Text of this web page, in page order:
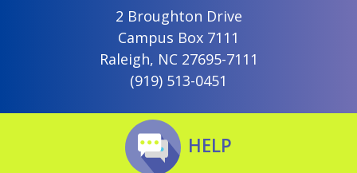
2 Broughton Drive
Campus Box 7111
Raleigh, NC 27695-7111
(919) 513-0451
HELP